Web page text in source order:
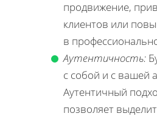
продвижение,
клиентов или
в
Аутентичность:
с собой и с вашей
Аутентичный
позволяет